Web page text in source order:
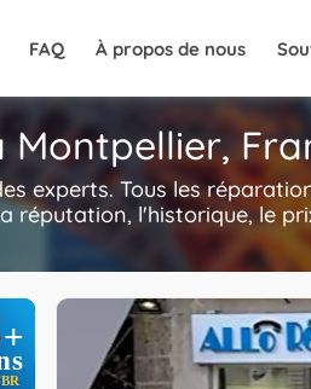
FAQ À propos de nous
Montpellier,
experts. Tous les
réputation, l'historique, le
+